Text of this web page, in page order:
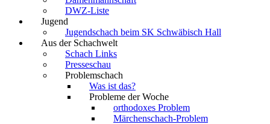
DWZ-Liste
Jugend
Jugendschach beim SK Schwäbisch Hall
Aus der Schachwelt
Schach Links
Presseschau
Problemschach
Was ist das?
Probleme der Woche
orthodoxes Problem
Märchenschach-Problem